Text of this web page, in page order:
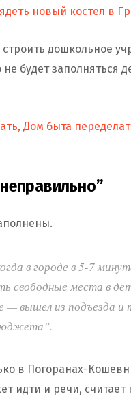
новый костел в
дошкольное
будет заполняться
Дом быта
в городе в 5-7
места в
вышел из подъезда и
в Погоранах-
идти и речи, считает